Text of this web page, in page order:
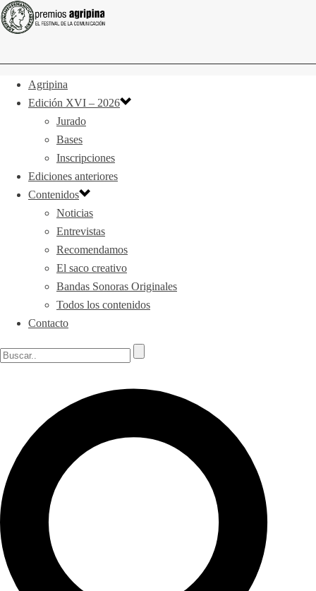
Agripina
Edición XVI – 2026
Jurado
Bases
Inscripciones
Ediciones anteriores
Contenidos
Noticias
Entrevistas
Recomendamos
El saco creativo
Bandas Sonoras Originales
Todos los contenidos
Contacto